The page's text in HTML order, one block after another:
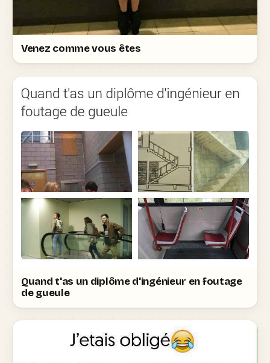
Venez comme vous êtes
Quand t'as un diplôme d'ingénieur en foutage
de gueule